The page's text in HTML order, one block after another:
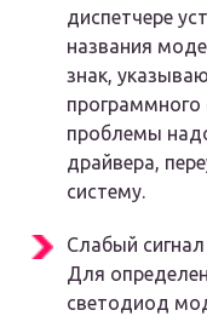
диспетчере
названия
знак,
программного
проблемы
драйвера,
систему.
Слабый
Для
светодиод